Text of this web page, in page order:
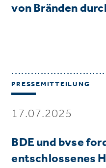
von Bränden
PRESSEMITTEILUNG
17.07.2025
BDE und bvse
entschlossenes